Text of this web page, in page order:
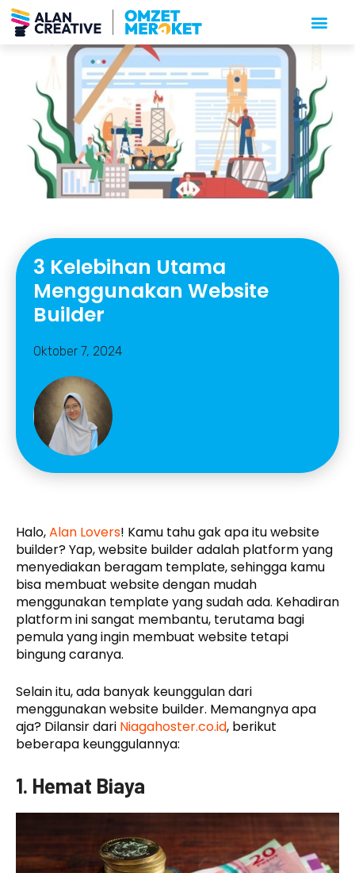
3 Kelebihan Utama
Menggunakan Website
Builder
Oktober 7, 2024
Halo,Alan Lovers! Kamu tahu gak apa itu website
builder? Yap, website builder adalah platform yang
menyediakan beragam template, sehingga kamu
bisa membuat website dengan mudah
menggunakan template yang sudah ada. Kehadiran
platform ini sangat membantu, terutama bagi
pemula yang ingin membuat website tetapi
bingung caranya.
Selain itu, ada banyak keunggulan dari
menggunakan website builder. Memangnya apa
aja? Dilansir dari Niagahoster.co.id, berikut
beberapa keunggulannya:
1. Hemat Biaya